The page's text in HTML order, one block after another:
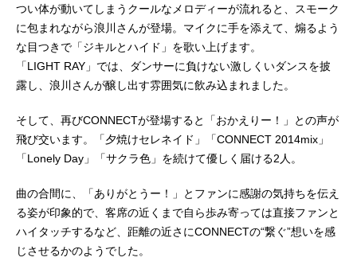
つい体が動いてしまうクールなメロディーが流れると、スモーク
に包まれながら浪川さんが登場。マイクに手を添えて、煽るよう
な目つきで「ジキルとハイド」を歌い上げます。
「LIGHT RAY」では、ダンサーに負けない激しくいダンスを披
露し、浪川さんが醸し出す雰囲気に飲み込まれました。
そして、再びCONNECTが登場すると「おかえりー！」との声が
飛び交います。「夕焼けセレネイド」「CONNECT 2014mix」
「Lonely Day」「サクラ色」を続けて優しく届ける2人。
曲の合間に、「ありがとうー！」とファンに感謝の気持ちを伝え
る姿が印象的で、客席の近くまで自ら歩み寄っては直接ファンと
ハイタッチするなど、距離の近さにCONNECTの“繋ぐ”想いを感
じさせるかのようでした。